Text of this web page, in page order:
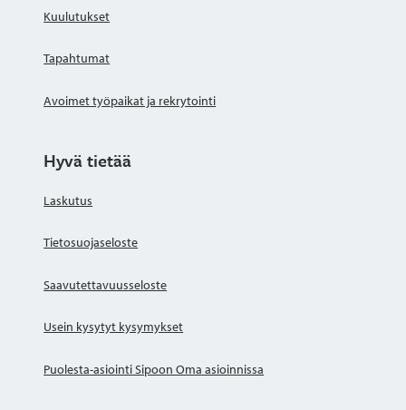
Kuulutukset
Tapahtumat
Avoimet työpaikat ja rekrytointi
Hyvä tietää
Laskutus
Tietosuojaseloste
Saavutettavuusseloste
Usein kysytyt kysymykset
Puolesta-asiointi Sipoon Oma asioinnissa